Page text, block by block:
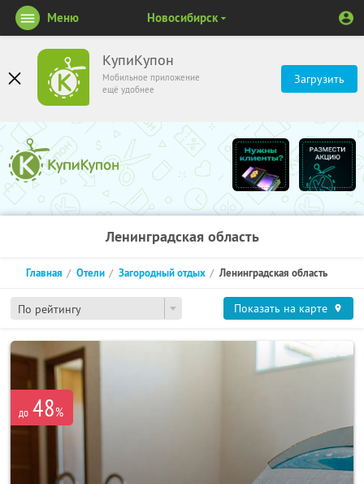
КупиКупон
Мобильное приложение
ещё удобнее
Загрузить
Меню Новосибирск
Ленинградская область
По рейтингу
Главная Отели Загородный отдых Ленинградская область
Показать на карте
до 48%